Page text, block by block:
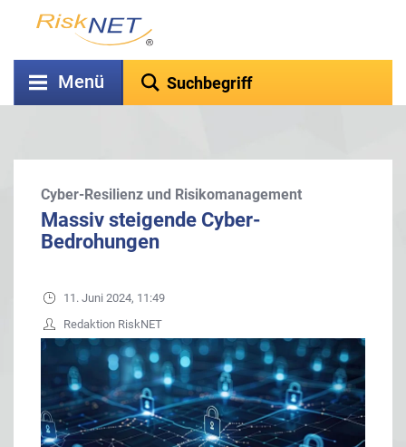
Menü
Cyber-Resilienz und Risikomanagement
Massiv steigende Cyber-
Bedrohungen
11. Juni 2024, 11:49
Redaktion RiskNET